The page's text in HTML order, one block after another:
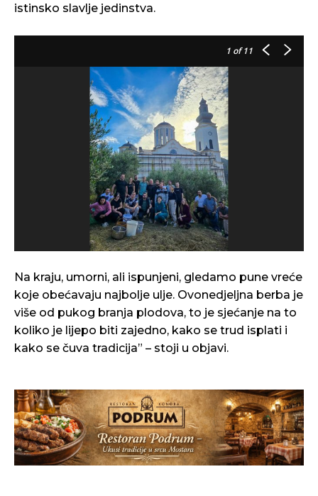
istinsko slavlje jedinstva.
1 of 11
Na kraju, umorni, ali ispunjeni, gledamo pune vreće
koje obećavaju najbolje ulje. Ovonedjeljna berba je
više od pukog branja plodova, to je sjećanje na to
koliko je lijepo biti zajedno, kako se trud isplati i
kako se čuva tradicija” – stoji u objavi.